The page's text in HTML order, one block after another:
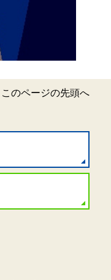
のページの先頭へ